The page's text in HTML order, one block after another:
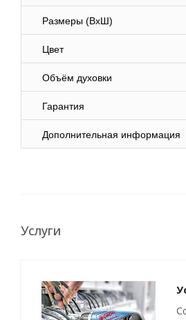
Размеры (ВхШ)
Цвет
Объём духовки
Гарантия
Дополнительная информация
Услуги